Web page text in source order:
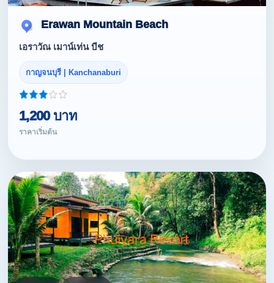
Erawan Mountain Beach
เอราวัณ เมาน์เท่น บีช
กาญจนบุรี | Kanchanaburi
1,200 บาท
ราคาเริ่มต้น